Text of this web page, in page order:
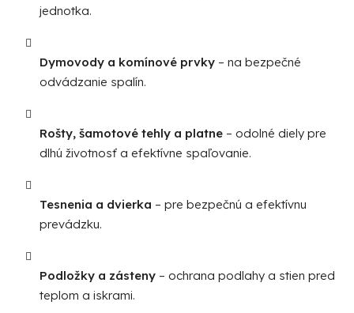
jednotka.
Dymovody a komínové prvky – na bezpečné
odvádzanie spalín.
Rošty, šamotové tehly a platne – odolné diely pre
dlhú životnosť a efektívne spaľovanie.
Tesnenia a dvierka – pre bezpečnú a efektívnu
prevádzku.
Podložky a zásteny – ochrana podlahy a stien pred
teplom a iskrami.